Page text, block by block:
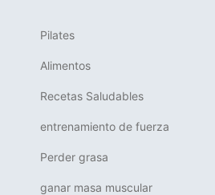
Pilates
Alimentos
Recetas Saludables
entrenamiento de fuerza
Perder grasa
ganar masa muscular